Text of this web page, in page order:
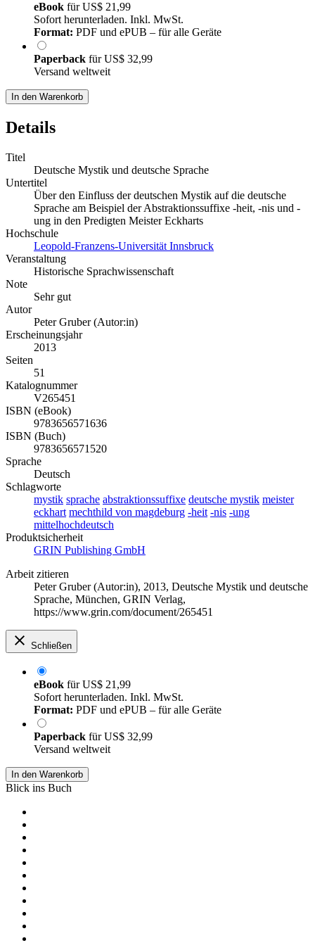
eBook fürUS$ 21,99
Sofort herunterladen. Inkl. MwSt.
Format: PDF und ePUB – für alle Geräte
Paperback fürUS$ 32,99
Versand weltweit
In den Warenkorb
Details
Titel
Deutsche Mystik und deutsche Sprache
Untertitel
Über den Einfluss der deutschen Mystik auf die deutsche
Sprache am Beispiel der Abstraktionssuffixe -heit, -nis und -
ung in den Predigten Meister Eckharts
Hochschule
Leopold-Franzens-Universität Innsbruck
Veranstaltung
Historische Sprachwissenschaft
Note
Sehr gut
Autor
Peter Gruber (Autor:in)
Erscheinungsjahr
2013
Seiten
51
Katalognummer
V265451
ISBN (eBook)
9783656571636
ISBN (Buch)
9783656571520
Sprache
Deutsch
Schlagworte
mystik sprache abstraktionssuffixe deutsche mystik meister
eckhart mechthild von magdeburg -heit -nis -ung
mittelhochdeutsch
Produktsicherheit
GRIN Publishing GmbH
Arbeit zitieren
Peter Gruber (Autor:in), 2013, Deutsche Mystik und deutsche
Sprache, München, GRIN Verlag,
https://www.grin.com/document/265451
Schließen
eBook fürUS$ 21,99
Sofort herunterladen. Inkl. MwSt.
Format: PDF und ePUB – für alle Geräte
Paperback fürUS$ 32,99
Versand weltweit
In den Warenkorb
Blick ins Buch